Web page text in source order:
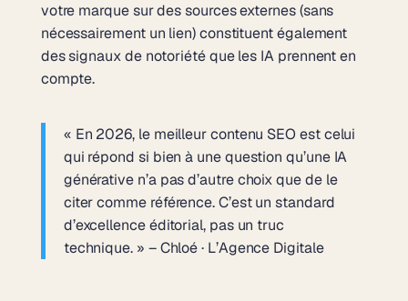
votre marque sur des sources externes (sans
nécessairement un lien) constituent également
des signaux de notoriété que les IA prennent en
compte.
« En 2026, le meilleur contenu SEO est celui
qui répond si bien à une question qu’une IA
générative n’a pas d’autre choix que de le
citer comme référence. C’est un standard
d’excellence éditorial, pas un truc
technique. » – Chloé · L’Agence Digitale